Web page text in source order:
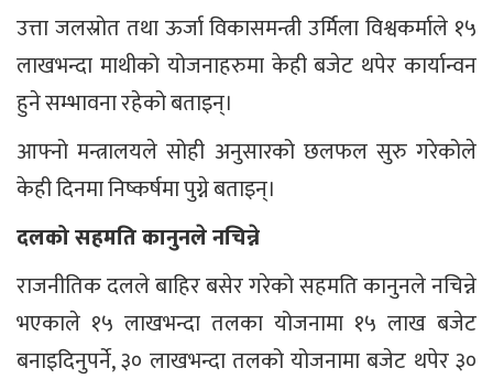
उत्ता जलस्रोत तथा ऊर्जा विकासमन्त्री उर्मिला विश्वकर्माले १५
लाखभन्दा माथीको योजनाहरुमा केही बजेट थपेर कार्यान्वन
हुने सम्भावना रहेको बताइन्।
आफ्नो मन्त्रालयले सोही अनुसारको छलफल सुरु गरेकोले
केही दिनमा निष्कर्षमा पुग्ने बताइन्।
दलको सहमति कानुनले नचिन्ने
राजनीतिक दलले बाहिर बसेर गरेको सहमति कानुनले नचिन्ने
भएकाले १५ लाखभन्दा तलका योजनामा १५ लाख बजेट
बनाइदिनुपर्ने, ३० लाखभन्दा तलको योजनामा बजेट थपेर ३०